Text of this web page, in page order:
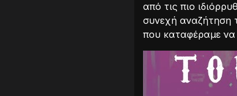
από τις πιο
συνεχή αναζήτηση
που καταφέραμε να